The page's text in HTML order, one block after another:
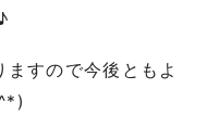
すので今後ともよ